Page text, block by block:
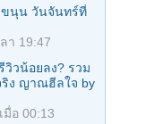
ขนุน วันจันทร์ที่
า 19:47
วน้อยลง? รวม
ริง ญาณฮีลใจ by
มื่อ 00:13